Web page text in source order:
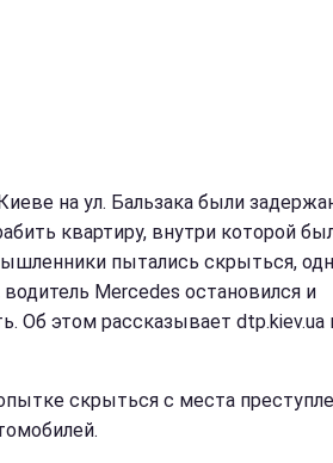
на ул. Бальзака были
квартиру, внутри которой
пытались скрыться,
Mercedes остановился и
Об этом рассказывает dtp.kiev.ua
скрыться с места